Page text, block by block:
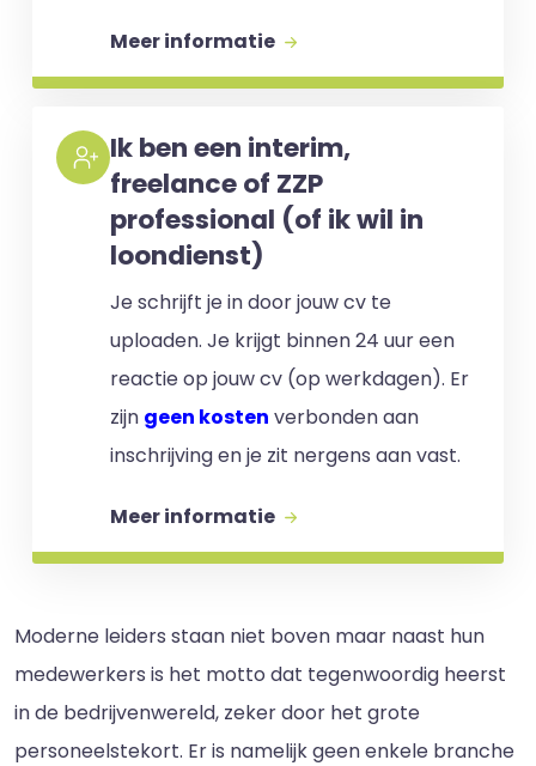
Meer informatie
Ik ben een interim,
freelance of ZZP
professional (of ik wil in
loondienst)
Je schrijft je in door jouw cv te
uploaden. Je krijgt binnen 24 uur een
reactie op jouw cv (op werkdagen). Er
zijn geen kosten verbonden aan
inschrijving en je zit nergens aan vast.
Meer informatie
Moderne leiders staan niet boven maar naast hun
medewerkers is het motto dat tegenwoordig heerst
in de bedrijvenwereld, zeker door het grote
personeelstekort. Er is namelijk geen enkele branche